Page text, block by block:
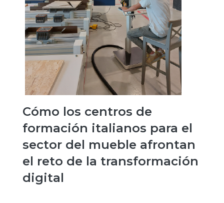
Cómo los centros de
formación italianos para el
sector del mueble afrontan
el reto de la transformación
digital